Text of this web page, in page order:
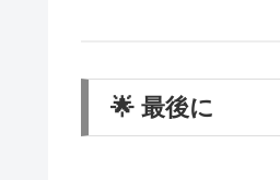
🌟 最後に